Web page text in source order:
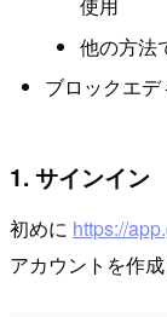
使用
他の方法
ブロックエ
1. サインイン
初めに https://
アカウントを作